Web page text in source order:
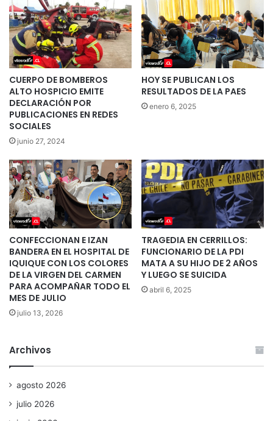
CUERPO DE BOMBEROS
ALTO HOSPICIO EMITE
DECLARACIÓN POR
PUBLICACIONES EN REDES
SOCIALES
junio 27, 2024
HOY SE PUBLICAN LOS
RESULTADOS DE LA PAES
enero 6, 2025
CONFECCIONAN E IZAN
BANDERA EN EL HOSPITAL DE
IQUIQUE CON LOS COLORES
DE LA VIRGEN DEL CARMEN
PARA ACOMPAÑAR TODO EL
MES DE JULIO
julio 13, 2026
TRAGEDIA EN CERRILLOS:
FUNCIONARIO DE LA PDI
MATA A SU HIJO DE 2 AÑOS
Y LUEGO SE SUICIDA
abril 6, 2025
Archivos
agosto 2026
julio 2026